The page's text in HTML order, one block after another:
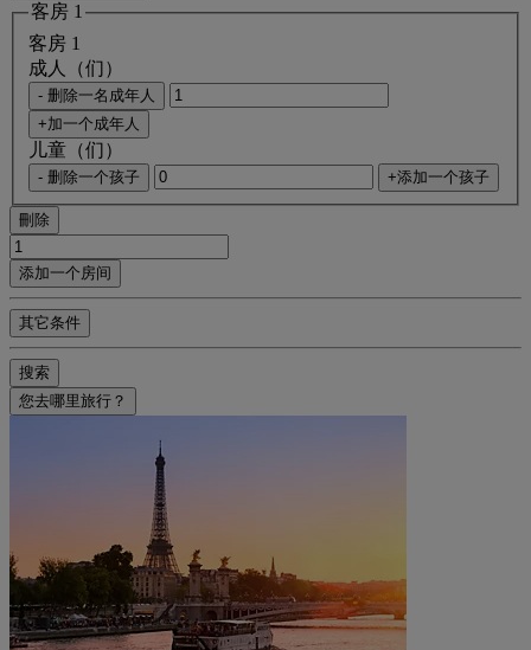
客房 1
客房 1
成人（们）
- 删除一名成年人
+加一个成年人
儿童（们）
- 删除一个孩子 +添加一个孩子
刪除
添加一个房间
其它条件
搜索
您去哪里旅行？